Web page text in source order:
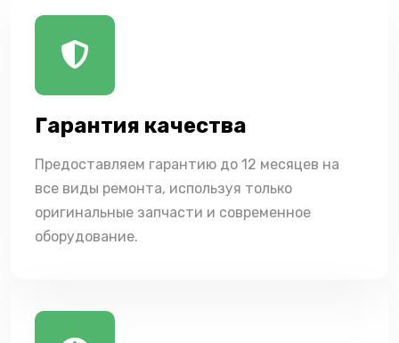
Гарантия качества
Предоставляем гарантию до 12 месяцев на
все виды ремонта, используя только
оригинальные запчасти и современное
оборудование.